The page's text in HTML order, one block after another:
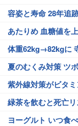
容姿と寿命 28年追
あたりめ 血糖値を
体重62kg→82kgに
夏のむくみ対策 ツ
紫外線対策がビタ
緑茶を飲むと死亡
ヨーグルト いつ食